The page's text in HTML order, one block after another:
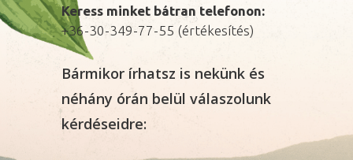
Keress minket bátran telefonon:
+36-30-349-77-55 (értékesítés)
Bármikor írhatsz is nekünk és
néhány órán belül válaszolunk
kérdéseidre: